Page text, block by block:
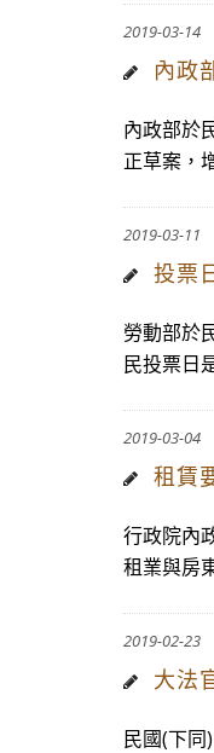
2019-03-14
內政
內政部於
正草案，
2019-03-11
投票
勞動部於
民投票日
2019-03-04
租賃
行政院內
租業與房
2019-02-23
大法
民國(下